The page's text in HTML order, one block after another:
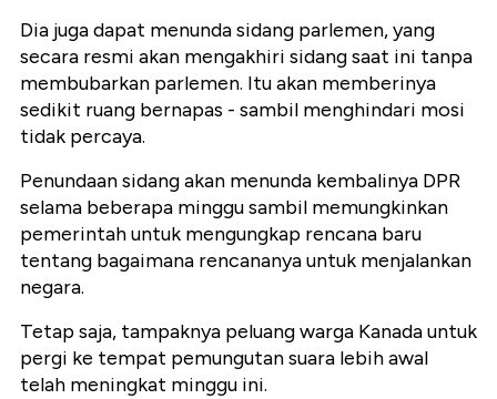
Dia juga dapat menunda sidang parlemen, yang
secara resmi akan mengakhiri sidang saat ini tanpa
membubarkan parlemen. Itu akan memberinya
sedikit ruang bernapas - sambil menghindari mosi
tidak percaya.
Penundaan sidang akan menunda kembalinya DPR
selama beberapa minggu sambil memungkinkan
pemerintah untuk mengungkap rencana baru
tentang bagaimana rencananya untuk menjalankan
negara.
Tetap saja, tampaknya peluang warga Kanada untuk
pergi ke tempat pemungutan suara lebih awal
telah meningkat minggu ini.